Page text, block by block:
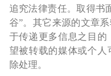
追究法律责任。取得书
谷”。其它来源的文章
于传递更多信息之目的
望被转载的媒体或个人
除处理。